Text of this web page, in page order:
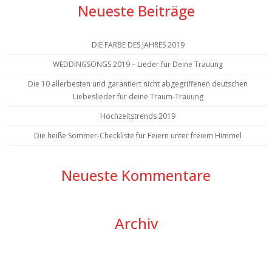
Neueste Beiträge
DIE FARBE DES JAHRES 2019
WEDDINGSONGS 2019 – Lieder für Deine Trauung
Die 10 allerbesten und garantiert nicht abgegriffenen deutschen
Liebeslieder für deine Traum-Trauung
Hochzeitstrends 2019
Die heiße Sommer-Checkliste für Feiern unter freiem Himmel
Neueste Kommentare
Archiv